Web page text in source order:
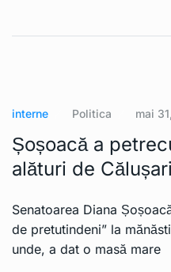
interne Politica mai
Șoșoacă a
alături de
Senatoarea Diana
de pretutindeni” la
unde, a dat o masă mare